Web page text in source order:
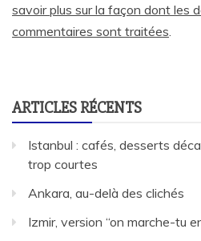
savoir plus sur la façon dont les
commentaires sont traitées
ARTICLES RÉCENTS
Istanbul : cafés, desserts
trop courtes
Ankara, au-delà des clichés
Izmir, version “on marche-tu